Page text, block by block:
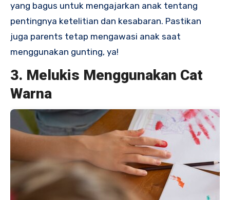
yang bagus untuk mengajarkan anak tentang
pentingnya ketelitian dan kesabaran. Pastikan
juga parents tetap mengawasi anak saat
menggunakan gunting, ya!
3. Melukis Menggunakan Cat
Warna